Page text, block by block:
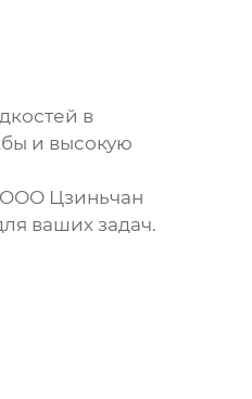
в
и высокую
ООО Цзиньчан
ваших задач.